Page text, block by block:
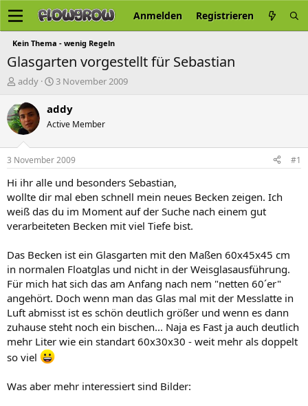
Anmelden Registrieren
Kein Thema - wenig Regeln
Glasgarten vorgestellt für Sebastian
E
s
t
e
l
e
addy
E
s
e
t
a
3 November 2009
addy
Active Member
3 November 2009 #1
Hi ihr alle und besonders Sebastian,
wollte dir mal eben schnell mein neues Becken zeigen. Ich
weiß das du im Moment auf der Suche nach einem gut
verarbeiteten Becken mit viel Tiefe bist.
Das Becken ist ein Glasgarten mit den Maßen 60x45x45 cm
in normalen Floatglas und nicht in der Weisglasausführung.
Für mich hat sich das am Anfang nach nem "netten 60´er"
angehört. Doch wenn man das Glas mal mit der Messlatte in
Luft abmisst ist es schön deutlich größer und wenn es dann
zuhause steht noch ein bischen... Naja es Fast ja auch deutlich
mehr Liter wie ein standart 60x30x30 - weit mehr als doppelt
so viel
Was aber mehr interessiert sind Bilder: